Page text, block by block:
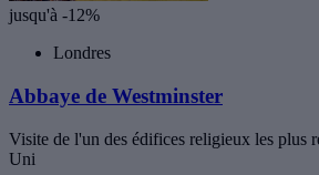
jusqu'à -12%
Londres
Abbaye de Westminster
Visite de l'un des édifices religieux les plus
Uni